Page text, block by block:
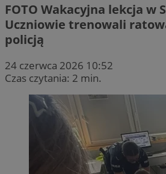
FOTO Wakacyjna lekcja w
Uczniowie trenowali
policją
24 czerwca 2026 10:52
Czas czytania: 2 min.